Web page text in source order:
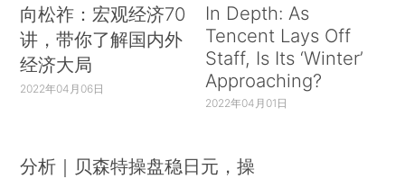
向松祚：宏观经济70
讲，带你了解国内外
经济大局
2022年04月06日
In Depth: As
Tencent Lays Off
Staff, Is Its ‘Winter’
Approaching?
2022年04月01日
分析｜贝森特操盘稳日元，操